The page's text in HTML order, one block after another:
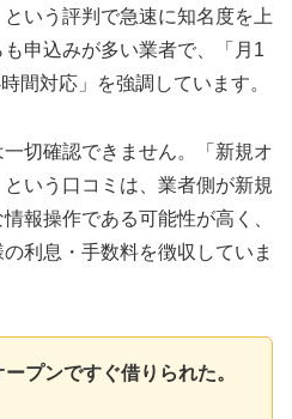
いう評判で急速に知名度を上
申込みが多い業者で、「月1
間対応」を強調しています。
切確認できません。「新規オ
いう口コミは、業者側が新規
報操作である可能性が高く、
利息・手数料を徴収していま
プンですぐ借りられた。